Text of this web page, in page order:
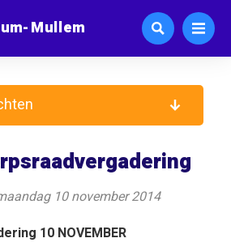
Mullem
10 november 2014
10 NOVEMBER